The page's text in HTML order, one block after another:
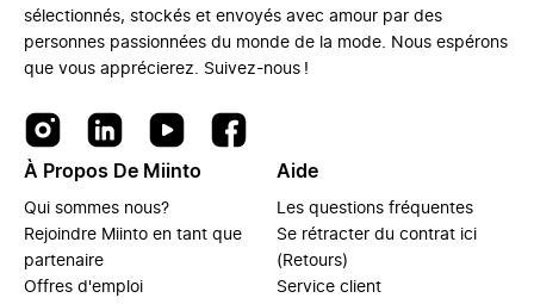
sélectionnés, stockés et envoyés avec amour par des
personnes passionnées du monde de la mode. Nous espérons
que vous apprécierez. Suivez-nous !
À Propos De Miinto
Qui sommes nous?
Rejoindre Miinto en tant que
partenaire
Offres d'emploi
Aide
Les questions fréquentes
Se rétracter du contrat ici
(Retours)
Service client